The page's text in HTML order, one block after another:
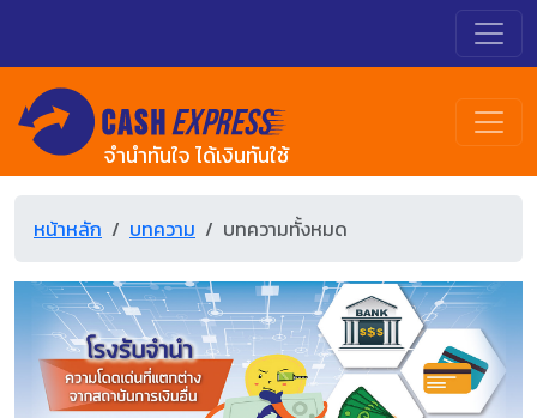
จำนำทันใจ ได้เงินทันใช้
หน้าหลัก บทความ บทความทั้งหมด